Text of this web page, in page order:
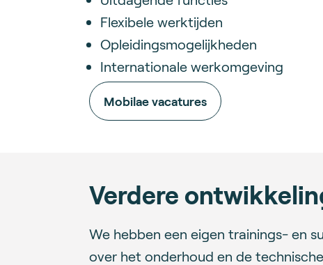
Flexibele werktijden
Opleidingsmogelijkheden
Internationale werkomgeving
Mobilae vacatures
Verdere
We hebben een eigen trainings- en
over het onderhoud en de